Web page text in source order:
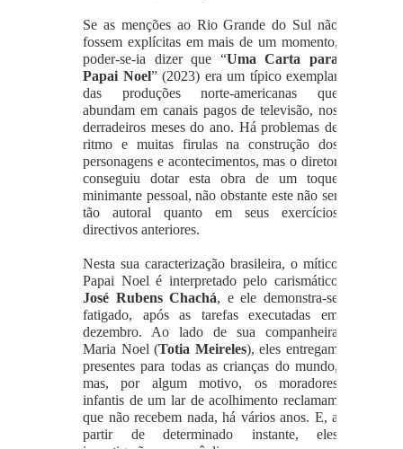
Se as menções ao Rio Grande do Sul não
fossem explícitas em mais de um momento,
poder-se-ia dizer que “Uma Carta para
Papai Noel” (2023) era um típico exemplar
das produções norte-americanas que
abundam em canais pagos de televisão, nos
derradeiros meses do ano. Há problemas de
ritmo e muitas firulas na construção dos
personagens e acontecimentos, mas o diretor
conseguiu dotar esta obra de um toque
minimante pessoal, não obstante este não ser
tão autoral quanto em seus exercícios
directivos anteriores.
Nesta sua caracterização brasileira, o mítico
Papai Noel é interpretado pelo carismático
José Rubens Chachá, e ele demonstra-se
fatigado, após as tarefas executadas em
dezembro. Ao lado de sua companheira
Maria Noel (Totia Meireles), eles entregam
presentes para todas as crianças do mundo,
mas, por algum motivo, os moradores
infantis de um lar de acolhimento reclamam
que não recebem nada, há vários anos. E, a
partir de determinado instante, eles